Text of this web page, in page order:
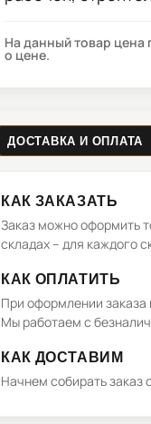
На данный товар цена
о цене.
ДОСТАВКА И ОПЛАТА
КАК ЗАКАЗАТЬ
Заказ можно оформить
складах – для каждого
КАК ОПЛАТИТЬ
При оформлении заказа
Мы работаем с
КАК ДОСТАВИМ
Начнем собирать заказ